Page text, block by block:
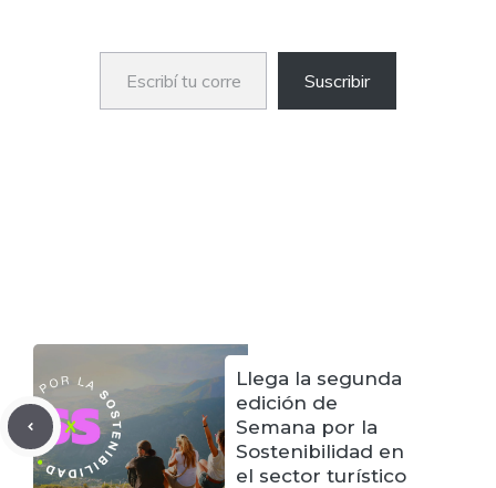
Escribí tu correo electrónico…
Suscribir
Llega la segunda
edición de
Semana por la
Sostenibilidad en
el sector turístico